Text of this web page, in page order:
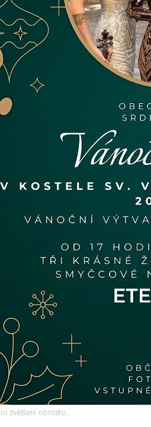
zvětšení obrázku.